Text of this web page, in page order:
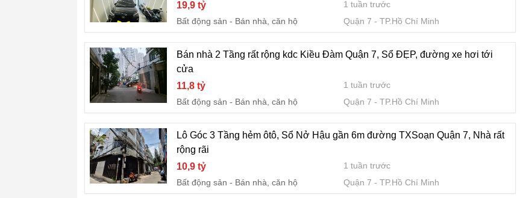
19,9 tỷ
1 tuần trước
Bất động sản
Bán nhà, căn hộ Quận 7 TP.Hồ Chí Minh
Bán nhà 2 Tầng rất rộng kdc Kiều Đàm Quận 7, Sổ ĐẸP, đường xe hơi tới
cửa
11,8 tỷ
1 tuần trước
Bất động sản
Bán nhà, căn hộ Quận 7 TP.Hồ Chí Minh
Lô Góc 3 Tầng hẻm ôtô, Sổ Nở Hậu gần 6m đường TXSoạn Quận 7, Nhà rất
rộng rãi
10,9 tỷ
1 tuần trước
Bất động sản
Bán nhà, căn hộ Quận 7 TP.Hồ Chí Minh